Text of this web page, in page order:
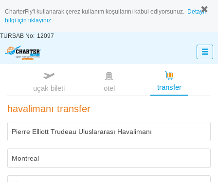
CharterFly'i kullanarak çerez kullanım koşullarını kabul ediyorsunuz. Detaylı
bilgi için tıklayınız.
TURSAB No: 12097
uçak bileti otel transfer
havalimanı transfer